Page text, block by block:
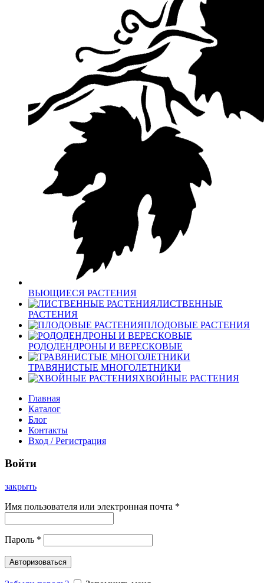
ВЬЮЩИЕСЯ РАСТЕНИЯ
ЛИСТВЕННЫЕ
РАСТЕНИЯ
ПЛОДОВЫЕ РАСТЕНИЯ
РОДОДЕНДРОНЫ И ВЕРЕСКОВЫЕ
ТРАВЯНИСТЫЕ МНОГОЛЕТНИКИ
ХВОЙНЫЕ РАСТЕНИЯ
Главная
Каталог
Блог
Контакты
Вход / Регистрация
Войти
закрыть
Имя пользователя или электронная почта *
Пароль *
Авторизоваться